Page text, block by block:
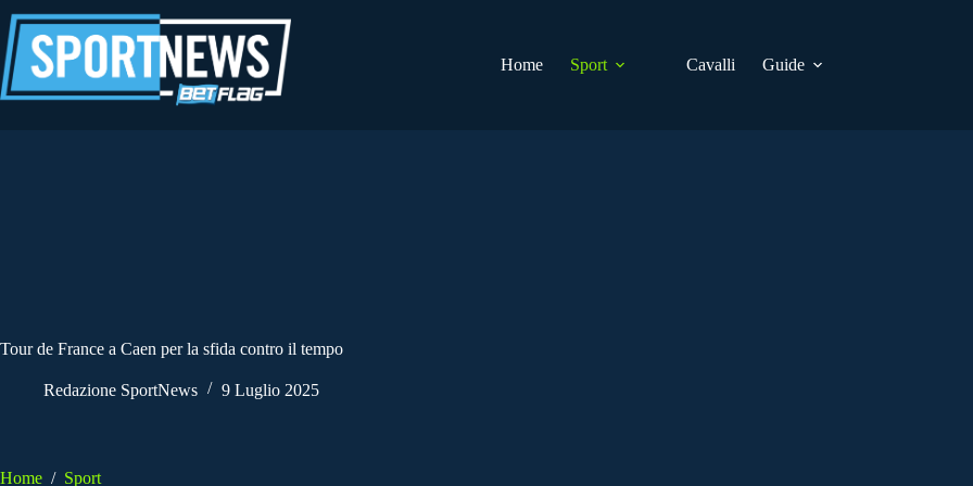
al
contenuto
Home
Sport Cavalli Guide
Tour de France a Caen per la sfida contro il tempo
Redazione SportNews 9 Luglio 2025
Home / Sport